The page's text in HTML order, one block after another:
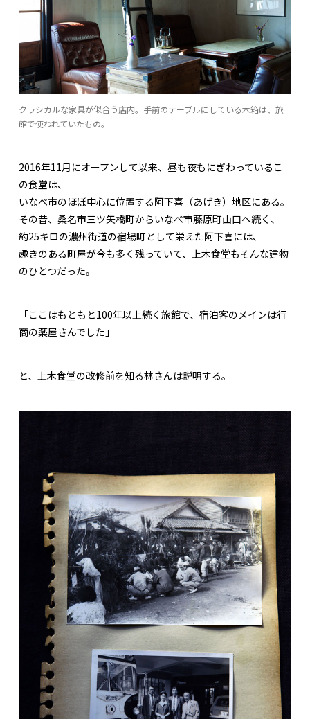
クラシカルな家具が似合う店内。手前のテーブルにしている木箱は、旅
館で使われていたもの。
2016年11月にオープンして以来、昼も夜もにぎわっているこ
の食堂は、
いなべ市のほぼ中心に位置する阿下喜（あげき）地区にある。
その昔、桑名市三ツ矢橋町からいなべ市藤原町山口へ続く、
約25キロの濃州街道の宿場町として栄えた阿下喜には、
趣きのある町屋が今も多く残っていて、上木食堂もそんな建物
のひとつだった。
「ここはもともと100年以上続く旅館で、宿泊客のメインは行
商の薬屋さんでした」
と、上木食堂の改修前を知る林さんは説明する。